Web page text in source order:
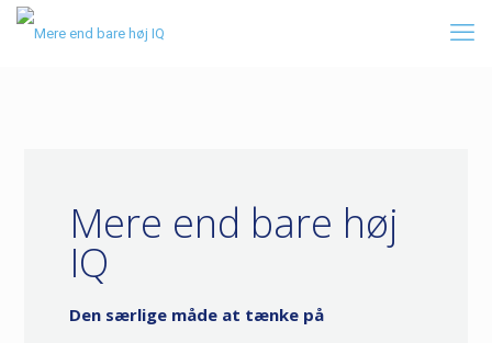
Mere end bare høj
IQ
Den særlige måde at tænke på